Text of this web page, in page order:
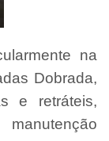
na
Dobrada,
e retráteis,